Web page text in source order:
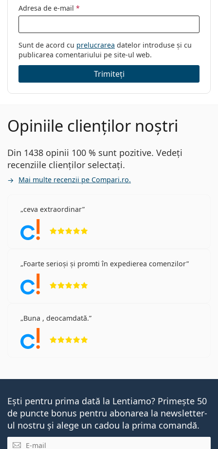
Adresa de e-mail *
Sunt de acord cu prelucrarea datelor introduse și cu
publicarea comentariului pe site-ul web.
Trimiteți
Opiniile clienților noștri
Din 1438 opinii 100 % sunt pozitive. Vedeți
recenziile clienților selectați.
Mai multe recenzii pe Compari.ro.
ceva extraordinar
Foarte serioși și promti în expedierea comenzilor
Buna , deocamdată.
Ești pentru prima dată la Lentiamo? Primește 50
de puncte bonus pentru abonarea la newsletter-
ul nostru și alege un cadou la prima comandă.
E-mail